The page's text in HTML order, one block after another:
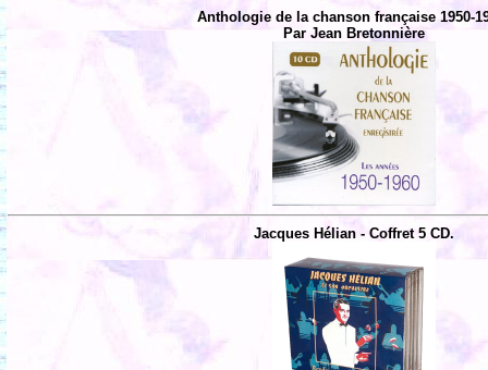
Anthologie de la chanson française 1950-
Par Jean Bretonnière
Jacques Hélian - Coffret 5 CD.